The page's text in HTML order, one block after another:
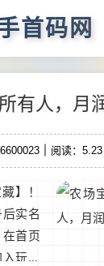
首码网
有人，月
阅读：
】！
实名
首页
玩家